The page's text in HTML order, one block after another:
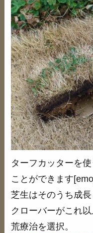
ターフカッターを
ことができます
芝生はそのうち成
クローバーがこれ
荒療治を選択。